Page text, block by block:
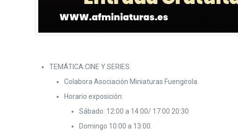
TEMÁTICA:CINE Y SERIES.
Colabora Asociación Miniaturas Fuengirola.
Horario exposición:
Sábado: 12:00 a 14:00/ 17:00 20:30
Domingo 10:00 a 13:00.